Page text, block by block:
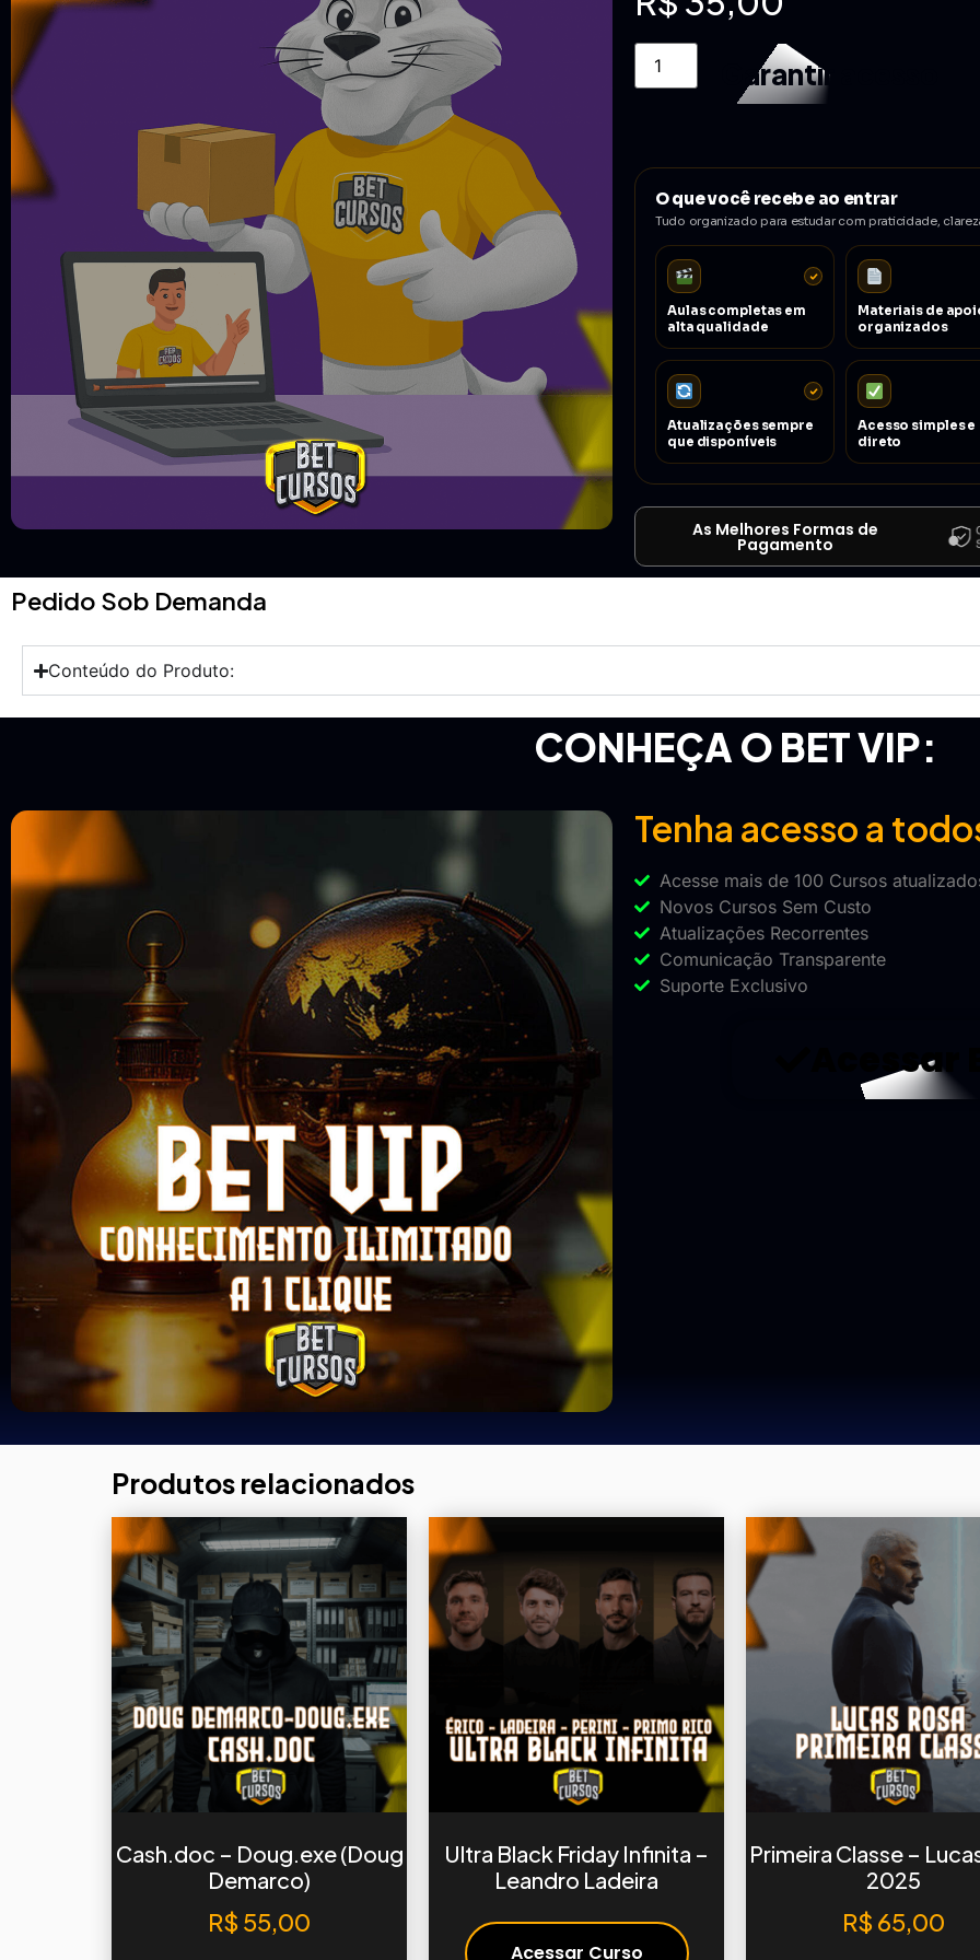
Garantir acesso
O que você recebe ao entrar
Tudo organizado para estudar com praticidade,
Aulas completas em
alta qualidade
Materiais de
organizados
Atualizações sempre
que disponíveis
Acesso simples e
direto
As Melhores Formas de
Pagamento
Pedido Sob Demanda
Conteúdo do Produto:
CONHEÇA O BET VIP:
Tenha acesso a
Acesse mais de 100 Cursos
Novos Cursos Sem Custo
Atualizações Recorrentes
Comunicação Transparente
Suporte Exclusivo
Acessar
Produtos relacionados
Cash.doc – Doug.exe (Doug
Demarco)
R$ 55,00
Ultra Black Friday Infinita –
Leandro Ladeira
Acessar Curso
Primeira Classe –
2025
R$ 65,00